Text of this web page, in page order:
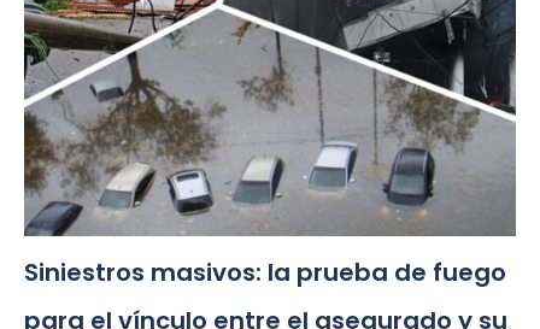
Siniestros masivos: la prueba de fuego
para el vínculo entre el asegurado y su